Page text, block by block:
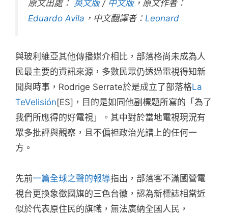
原文出處： 英文版/ 中文版，原文作者：
Eduardo Avila ，中文翻譯者： Leonard
與玻利維亞其他傳播媒介相比，部落格尚未成為人
民最主要的資訊來源，多數民眾仍透過電視得知新
聞與時事，Rodrige Serrate於是成立了部落格La
TeVelisión [ES]，目的是如同他副標題所寫的「為了
我們所應得的好電視」。其中對於當地電視現況有
眾多批評與觀察，且不偏袒政治光譜上的任何一
方。
先前一篇全球之聲的報導指出，部落客不滿國營電
視台更換象徵國旗的三色台徽，認為新標誌相當近
似於代表原住民的旗幟，無法廣納全國人民，